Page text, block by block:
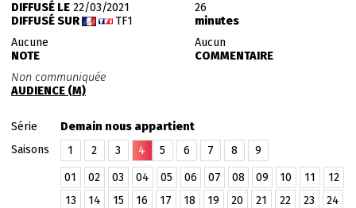
DIFFUSÉ LE22/03/2021
DIFFUSÉ SUR
TF1
26
minutes
Aucune
NOTE
Aucun
COMMENTAIRE
Non communiquée
AUDIENCE (M)
Série
Demain nous appartient
Saisons
1 2 3 4 5 6 7 8 9
01 02 03 04 05 06 07 08 09 10 11
12
13
14 15 16 17 18 19 20 21 22 23
24